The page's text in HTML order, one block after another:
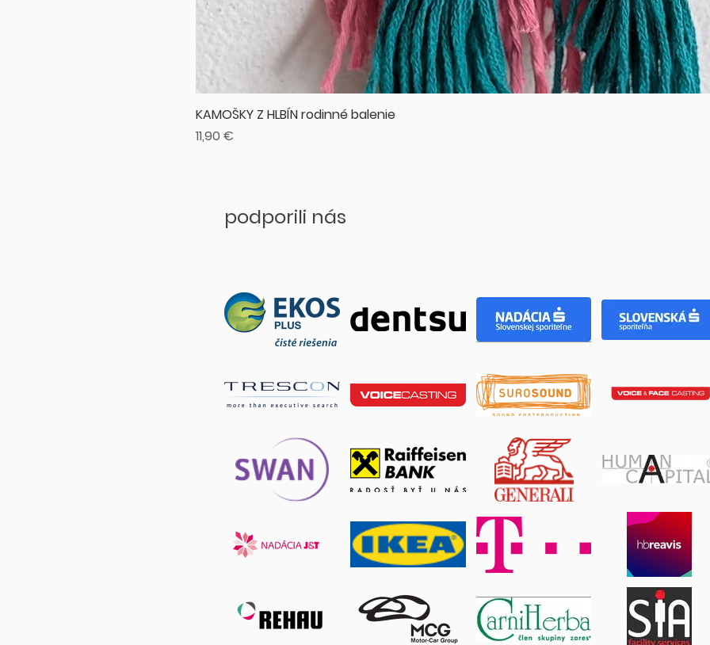
KAMOŠKY Z HLBÍN rodinné balenie
Cena
11,90 €
podporili nás